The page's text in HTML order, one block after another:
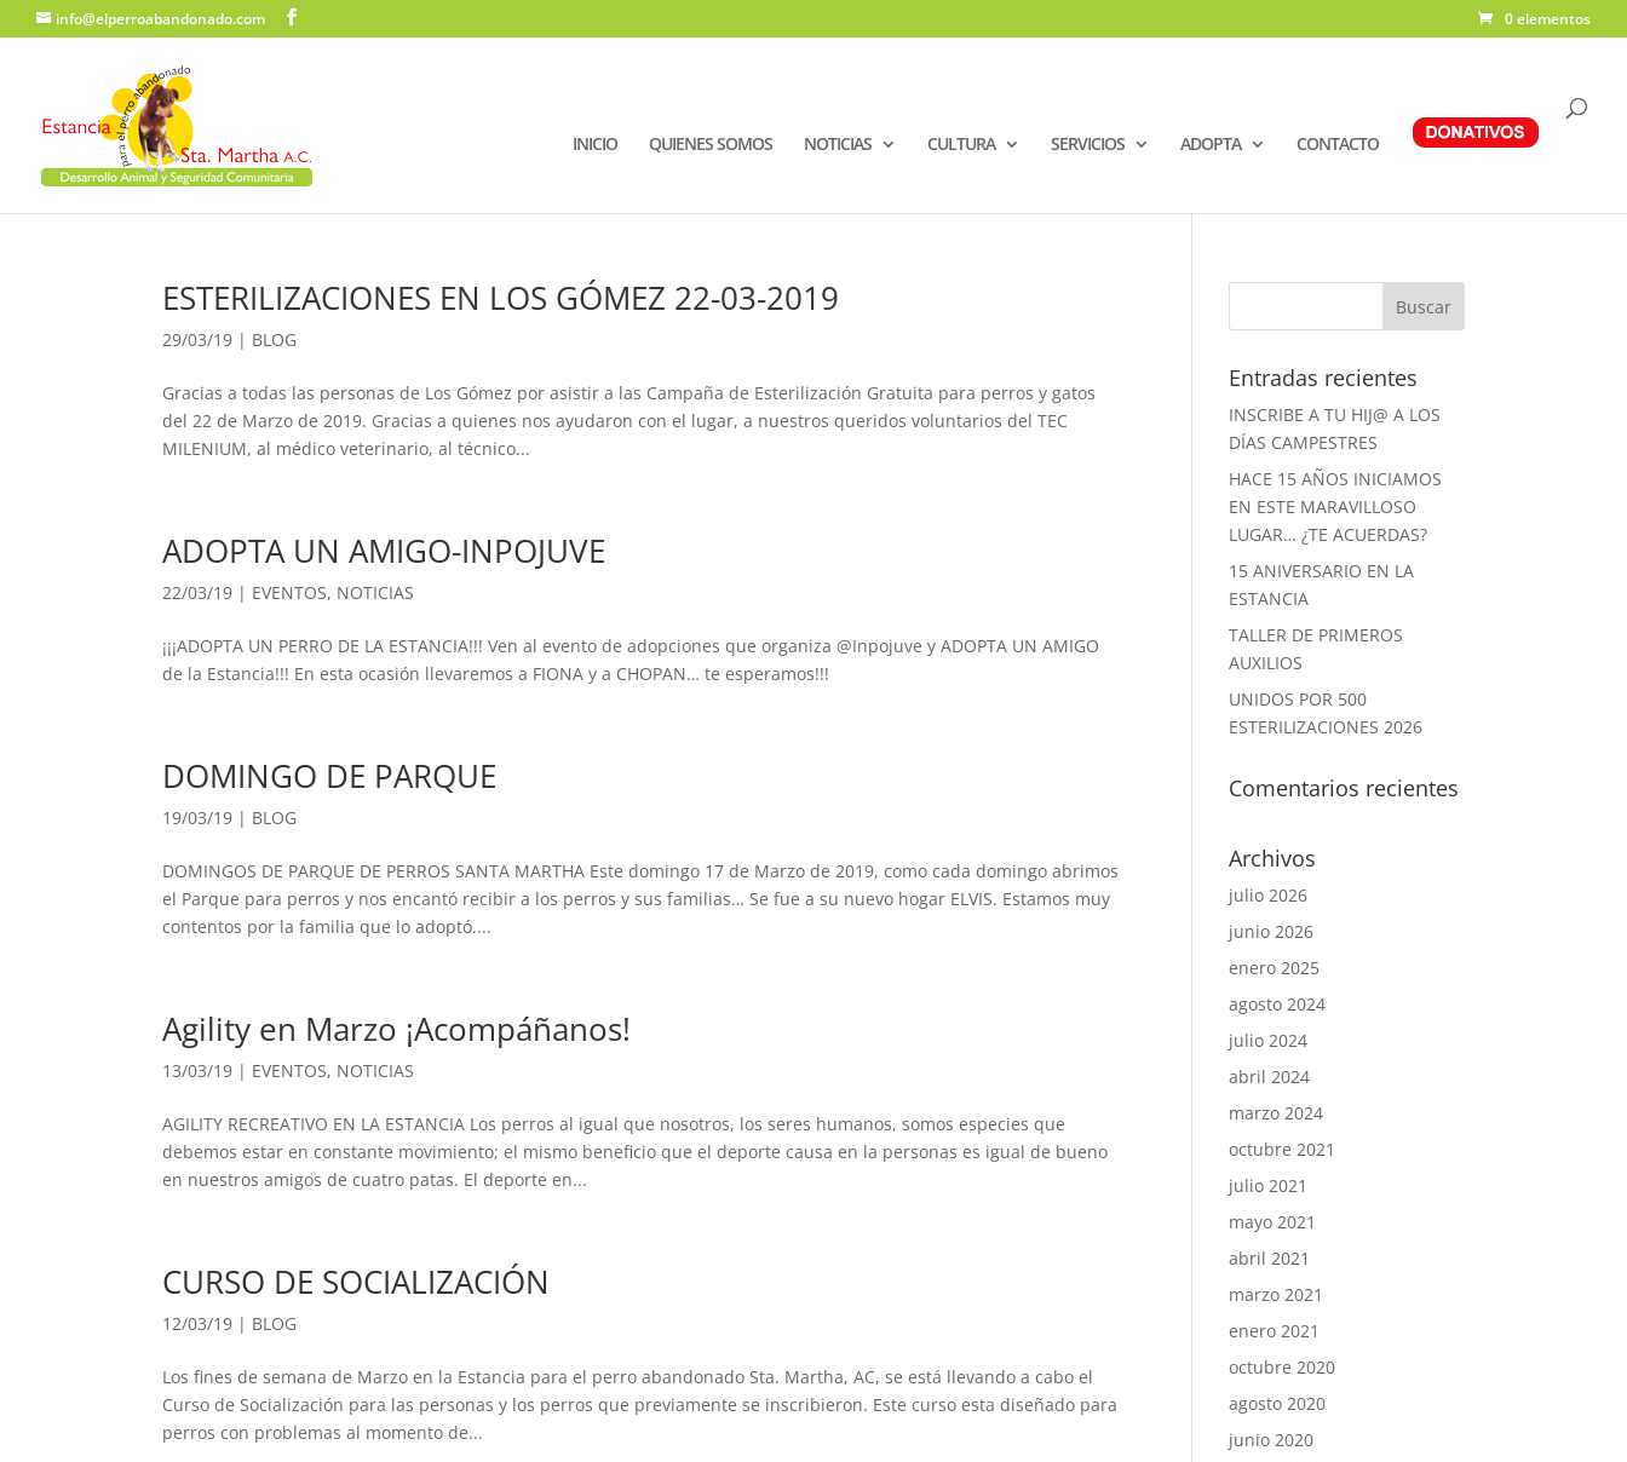
info@elperroabandonado.com 0 elementos
INICIO QUIENES SOMOS NOTICIAS CULTURA SERVICIOS ADOPTA CONTACTO
ESTERILIZACIONES EN LOS GÓMEZ 22-03-2019
29/03/19 | BLOG
Gracias a todas las personas de Los Gómez por asistir a las Campaña de Esterilización Gratuita para perros y gatos
del 22 de Marzo de 2019. Gracias a quienes nos ayudaron con el lugar, a nuestros queridos voluntarios del TEC
MILENIUM, al médico veterinario, al técnico...
ADOPTA UN AMIGO-INPOJUVE
22/03/19 | EVENTOS, NOTICIAS
¡¡¡ADOPTA UN PERRO DE LA ESTANCIA!!! Ven al evento de adopciones que organiza @Inpojuve y ADOPTA UN AMIGO
de la Estancia!!! En esta ocasión llevaremos a FIONA y a CHOPAN… te esperamos!!!
DOMINGO DE PARQUE
19/03/19 | BLOG
DOMINGOS DE PARQUE DE PERROS SANTA MARTHA Este domingo 17 de Marzo de 2019, como cada domingo abrimos
el Parque para perros y nos encantó recibir a los perros y sus familias… Se fue a su nuevo hogar ELVIS. Estamos muy
contentos por la familia que lo adoptó....
Agility en Marzo ¡Acompáñanos!
13/03/19 | EVENTOS, NOTICIAS
AGILITY RECREATIVO EN LA ESTANCIA Los perros al igual que nosotros, los seres humanos, somos especies que
debemos estar en constante movimiento; el mismo beneficio que el deporte causa en la personas es igual de bueno
en nuestros amigos de cuatro patas. El deporte en...
CURSO DE SOCIALIZACIÓN
12/03/19 | BLOG
Los fines de semana de Marzo en la Estancia para el perro abandonado Sta. Martha, AC, se está llevando a cabo el
Curso de Socialización para las personas y los perros que previamente se inscribieron. Este curso esta diseñado para
perros con problemas al momento de...
Entradas recientes
INSCRIBE A TU HIJ@ A LOS
DÍAS CAMPESTRES
HACE 15 AÑOS INICIAMOS
EN ESTE MARAVILLOSO
LUGAR… ¿TE ACUERDAS?
15 ANIVERSARIO EN LA
ESTANCIA
TALLER DE PRIMEROS
AUXILIOS
UNIDOS POR 500
ESTERILIZACIONES 2026
Comentarios recientes
Archivos
julio 2026
junio 2026
enero 2025
agosto 2024
julio 2024
abril 2024
marzo 2024
octubre 2021
julio 2021
mayo 2021
abril 2021
marzo 2021
enero 2021
octubre 2020
agosto 2020
junio 2020